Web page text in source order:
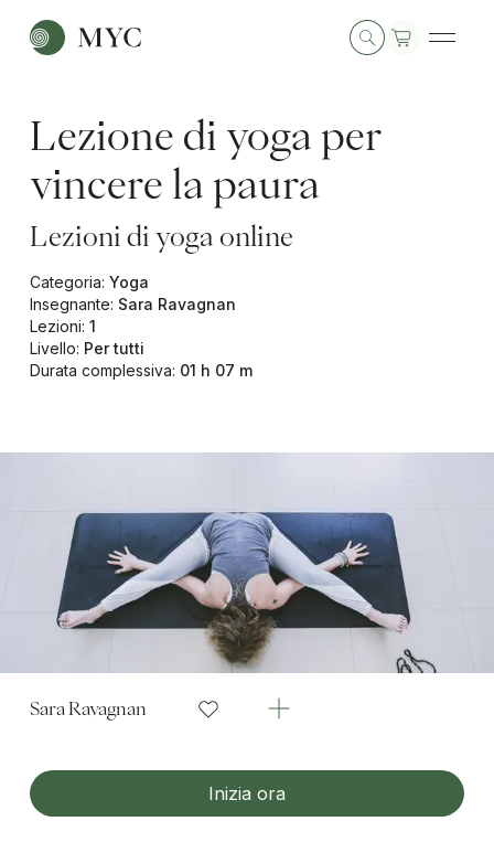
Lezione di yoga per
vincere la paura
Lezioni di yoga online
Categoria: Yoga
Insegnante: Sara Ravagnan
Lezioni: 1
Livello: Per tutti
Durata complessiva: 01 h 07 m
Sara Ravagnan
Inizia ora